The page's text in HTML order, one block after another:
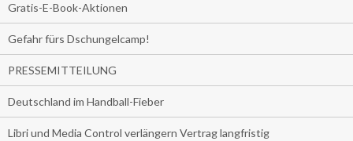
Gratis-E-Book-Aktionen
Gefahr fürs Dschungelcamp!
PRESSEMITTEILUNG
Deutschland im Handball-Fieber
Libri und Media Control verlängern Vertrag langfristig